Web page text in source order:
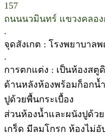
157
ถนนนวมินทร์ แขวงคลอ
.
จุดสังเกต : โรงพยาบาล
.
การตกแต่ง : เป็นห้องสตู
ด้านหลังห้องพร้อมก็อกน้
ปูด้วยพื้นกระเบื้อง
ส่วนห้องน้ำและผนังปูด้ว
เกร็ด มีลมโกรก ห้องไม่อั